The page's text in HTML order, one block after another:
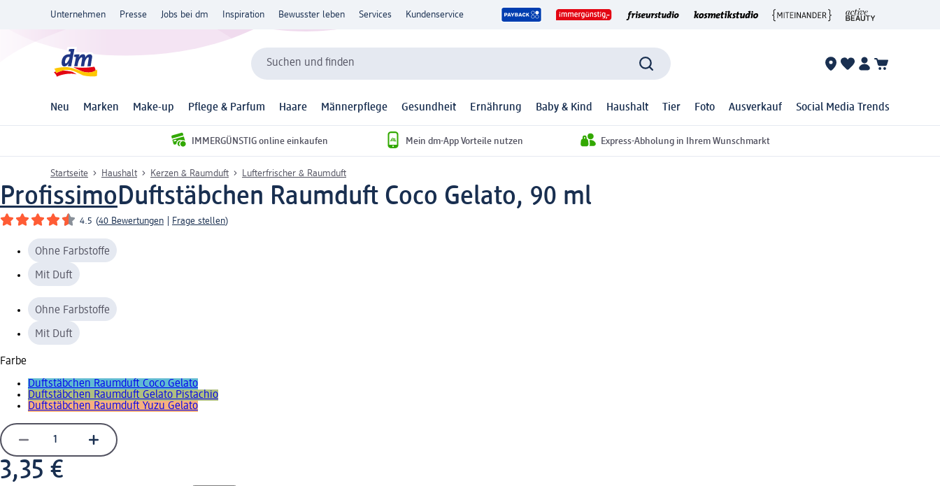
Unternehmen Presse Jobs bei dm Inspiration Bewusster leben Services Kundenservice
Suchen und finden
Neu Marken Make-up Pflege & Parfum Haare Männerpflege Gesundheit Ernährung Baby & Kind Haushalt Tier Foto Ausverkauf Social Media Trends
IMMERGÜNSTIG online einkaufen Mein dm-App Vorteile nutzen Express-Abholung in Ihrem Wunschmarkt
Startseite Haushalt Kerzen & Raumduft Lufterfrischer & Raumduft
ProfissimoDuftstäbchen Raumduft Coco Gelato, 90 ml
4.5 (40 Bewertungen Frage stellen)
Ohne Farbstoffe
Mit Duft
Ohne Farbstoffe
Mit Duft
Farbe
Duftstäbchen Raumduft Coco Gelato
Duftstäbchen Raumduft Gelato Pistachio
Duftstäbchen Raumduft Yuzu Gelato
3,35 €